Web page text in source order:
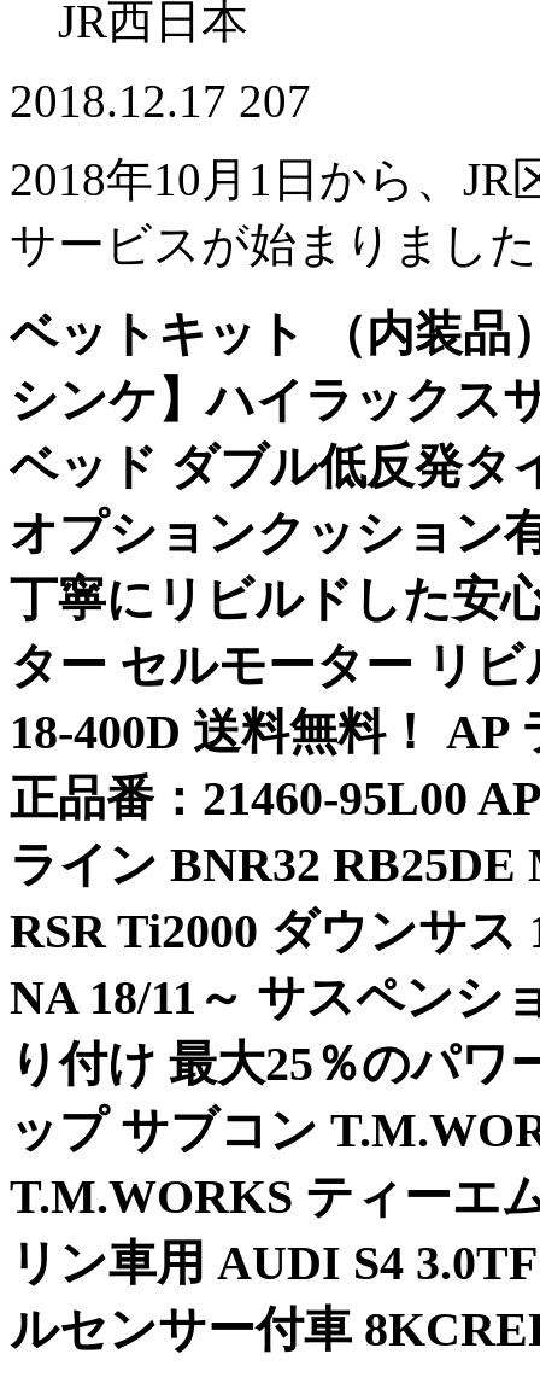
JR西日本
2018.12.17 207
2018年10月1日から、
サービスが始まりまし
ベットキット （内装品
シンケ】ハイラックス
ベッド ダブル低反発タ
オプションクッション
丁寧にリビルドした安
ター セルモーター リ
18-400D 送料無料！
正品番：21460-95L00
ライン BNR32 RB25DE
RSR Ti2000 ダウンサ
NA 18/11～ サスペンシ
り付け 最大25％のパワ
ップ サブコン
T.M.WORKS ティーエ
リン車用 AUDI S4
ルセンサー付車